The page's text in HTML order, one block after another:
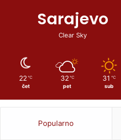
Sarajevo
Clear Sky
22 ℃
čet
32 ℃
pet
31 ℃
sub
Popularno